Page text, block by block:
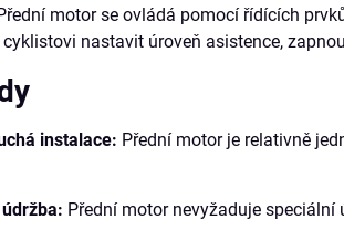
motor se ovládá pomocí řídících
nastavit úroveň asistence,
instalace: Přední motor je relativně
Přední motor nevyžaduje